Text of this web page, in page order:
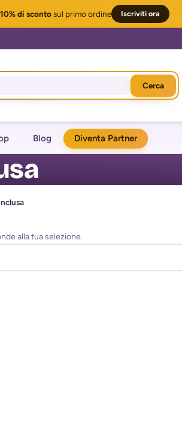
10% di scontosul primo ordine Iscriviti ora
Cerca
Blog Diventa Partner
alla tua selezione.